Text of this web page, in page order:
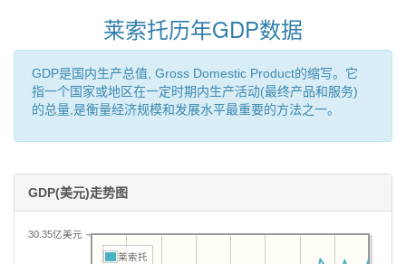
莱索托历年GDP数据
GDP是国内生产总值, Gross Domestic Product的缩写。它
指一个国家或地区在一定时期内生产活动(最终产品和服务)
的总量,是衡量经济规模和发展水平最重要的方法之一。
GDP(美元)走势图
30.35亿美元
莱索托